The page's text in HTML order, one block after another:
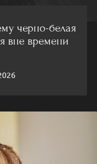
черно-белая
вне времени